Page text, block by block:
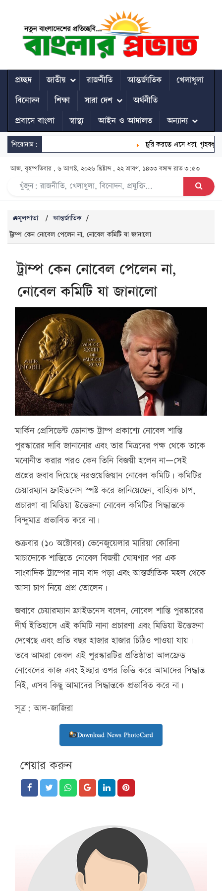
প্রচ্ছদ জাতীয় রাজনীতি আন্তর্জাতিক
খেলাধুলা
বিনোদন
শিক্ষা সারা দেশ
অর্থনীতি
প্রবাসে বাংলা
স্বাস্থ্য আইন ও আদালত অন্যান্য
শিরোনাম: চুরি করতে এসে ধরা, গৃহবধূর
আজ, বৃহস্পতিবার , ৬ আগস্ট, ২০২৬ খ্রিষ্টাব্দ , ২২ শ্রাবণ, ১৪৩৩ বঙ্গাব্দরাত ৩:৫৩
মূলপাতা / আন্তর্জাতিক /
ট্রাম্প কেন নোবেল পেলেন না, নোবেল কমিটি যা জানালো
ট্রাম্প কেন নোবেল পেলেন না,
নোবেল কমিটি যা জানালো
মার্কিন প্রেসিডেন্ট ডোনাল্ড ট্রাম্প প্রকাশ্যে নোবেল শান্তি
পুরস্কারের দাবি জানানোর এবং তার মিত্রদের পক্ষ থেকে তাকে
মনোনীত করার পরও কেন তিনি বিজয়ী হলেন না—সেই
প্রশ্নের জবাব দিয়েছে নরওয়েজিয়ান নোবেল কমিটি। কমিটির
চেয়ারম্যান ফ্রাইডনেস স্পষ্ট করে জানিয়েছেন, বাহ্যিক চাপ,
প্রচারণা বা মিডিয়া উত্তেজনা নোবেল কমিটির সিদ্ধান্তকে
বিন্দুমাত্র প্রভাবিত করে না।
শুক্রবার (১০ অক্টোবর) ভেনেজুয়েলার মারিয়া কোরিনা
মাচাদোকে শান্তিতে নোবেল বিজয়ী ঘোষণার পর এক
সাংবাদিক ট্রাম্পের নাম বাদ পড়া এবং আন্তর্জাতিক মহল থেকে
আসা চাপ নিয়ে প্রশ্ন তোলেন।
জবাবে চেয়ারম্যান ফ্রাইডনেস বলেন, নোবেল শান্তি পুরস্কারের
দীর্ঘ ইতিহাসে এই কমিটি নানা প্রচারণা এবং মিডিয়া উত্তেজনা
দেখেছে এবং প্রতি বছর হাজার হাজার চিঠিও পাওয়া যায়।
তবে আমরা কেবল এই পুরস্কারটির প্রতিষ্ঠাতা আলফ্রেড
নোবেলের কাজ এবং ইচ্ছার ওপর ভিত্তি করে আমাদের সিদ্ধান্ত
নিই, এসব কিছু আমাদের সিদ্ধান্তকে প্রভাবিত করে না।
সূত্র: আল-জাজিরা
Download News PhotoCard
শেয়ার করুন